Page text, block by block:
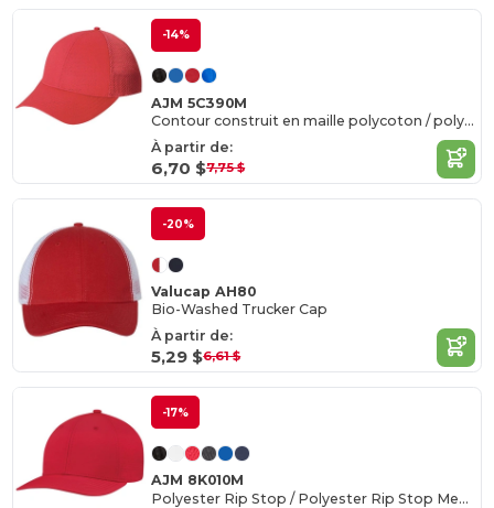
-14%
AJM 5C390M
Contour construit en maille polycoton / polyester (dos en maille)
À partir de:
6,70 $7,75 $
-20%
Valucap AH80
Bio-Washed Trucker Cap
À partir de:
5,29 $6,61 $
-17%
AJM 8K010M
Polyester Rip Stop / Polyester Rip Stop Mesh, 6 panneaux construits Pro-Round (dos en maille)